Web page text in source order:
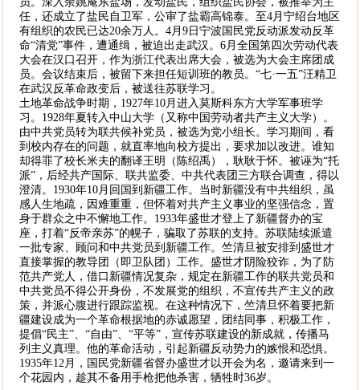
任，还成立了盐民自卫军，公审了盐霸高锦泰。至4月宁绍台地区
有组织的农民已达20余万人。4月9日宁波国民党反动派发动反革
命“清党”事件，遭通缉，被迫出走武汉。6月全国第四次劳动代表
大会在汉口召开，作为浙江代表出席大会，被选为大会主席团成
员。会议结束后，被留下来担任短训班的教员。“七·一五”汪精卫
在武汉反革命政变后，被送往苏联学习。
土地革命战争时期，1927年10月进入莫斯科东方大学军事班学
习。1928年夏转入中山大学（又称中国劳动者共产主义大学）。
由中共党员转为联共候补党员，被选为党小组长。学习期间，看
到校内存在的问题，就直率地向校方提出，要求加以改进。谁知
却得罪了校长米夫的翻译王明（陈绍禹），耿耿于怀。被诬为“托
派”，后经共产国际、联共监委、中共代表团三方联合调查，得以
澄清。1930年10月回国到新疆工作。当时新疆没有中共组织，虽
感人生地疏，因难重重，但怀着对共产主义事业的坚强信念，置
身于群众之中不懈地工作。1933年盛世才登上了新疆督办的宝
座，打着“反帝亲苏”的幌子，骗取了苏联的支持。苏联陆续派遣
一批专家、顾问和中共党员到新疆工作。竺清旦被安排到盛世才
直接掌握的教导团（即卫队团）工作。盛世才阴险狡诈，为了防
范共产党人，借口新疆情况复杂，规定在新疆工作的联共党员和
中共党员不得公开身份，不发展党的组织，不宣传共产主义的政
策，并派心腹进行跟踪监视。在这种情况下，竺清旦怀着要把新
疆建设成为一个革命根据地的赤诚愿望，团结同事，积极工作，
提倡“民主”、“自由”、“平等”，宣传苏联建设的新成就，传播马
列主义真理。他的革命活动，引起新疆反动势力的嫉恨和恐惧。
1935年12月，国民党新疆省督办盛世才以开会为名，邀请来到一
个花园内，趁其不备用手枪把他杀害，牺牲时36岁。